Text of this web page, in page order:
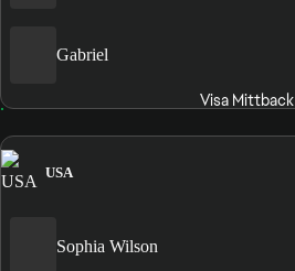
Gabriel
Visa Mittback
USA
Sophia Wilson